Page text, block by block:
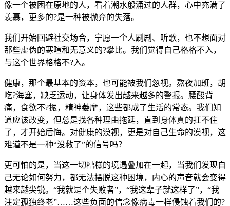
像一个被困在原地的人，看着潮水般涌过的人群，心中充满了
羡慕，更多的?是一种被抛弃的失落。
我们开始回避社交场合，宁愿一个人刷剧、听歌，也不想面对
那些虚伪的寒暄和无意义的?攀比。我们觉得自己格格不入，
与这个世界格格不?入。
健康，那个最基本的资本，也可能被我们忽视。熬夜加班，胡
吃?海塞，缺乏运动，让身体发出越来越多的警报。腰酸背
痛，食欲不?振，精神萎靡，这些都成了生活的常态。我们知
道应该改变，但总是找各种理由拖延，直到身体真的扛不住
了，才开始后悔。对健康的漠视，更是对自己生命的漠视，这
难道不是一种“没救了”的信号吗？
更可怕的是，当这一切糟糕的境遇叠加在一起，当我们发现自
己无论如何努力，都无法摆脱这种困境，内心的声音就会变得
越来越尖锐。“我就是个失败者”，“我这辈子就这样了”，“我
注定孤独终老”……这些负面的信念像病毒一样侵蚀着我们的?